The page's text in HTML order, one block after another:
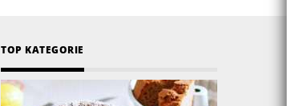
TOP KATEGORIE